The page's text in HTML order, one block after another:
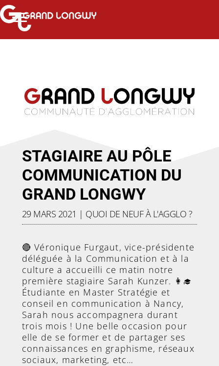
STAGIAIRE AU PÔLE
COMMUNICATION DU
GRAND LONGWY
29 MARS 2021 | QUOI DE NEUF À L'AGGLO ?
🔴 Véronique Furgaut, vice-présidente
déléguée à la Communication et à la
culture a accueilli ce matin notre
première stagiaire Sarah Kunzer. 👩‍🎓
Étudiante en Master Stratégie et
conseil en communication à Nancy,
Sarah nous accompagnera durant
trois mois ! Une belle occasion pour
elle de se former et de partager ses
connaissances en graphisme, réseaux
sociaux, marketing, etc…